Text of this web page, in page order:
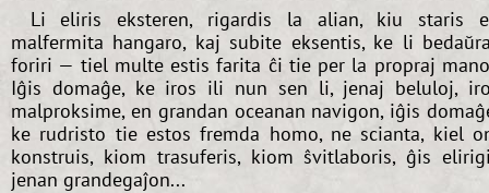
Li eliris eksteren, rigardis la alian, kiu staris
malfermita hangaro, kaj subite eksentis, ke li
foriri — tiel multe estis farita ĉi tie per la propraj
Iĝis domaĝe, ke iros ili nun sen li, jenaj beluloj,
malproksime, en grandan oceanan navigon, iĝis
ke rudristo tie estos fremda homo, ne scianta, kiel
konstruis, kiom trasuferis, kiom ŝvitlaboris, ĝis
jenan grandegaĵon...